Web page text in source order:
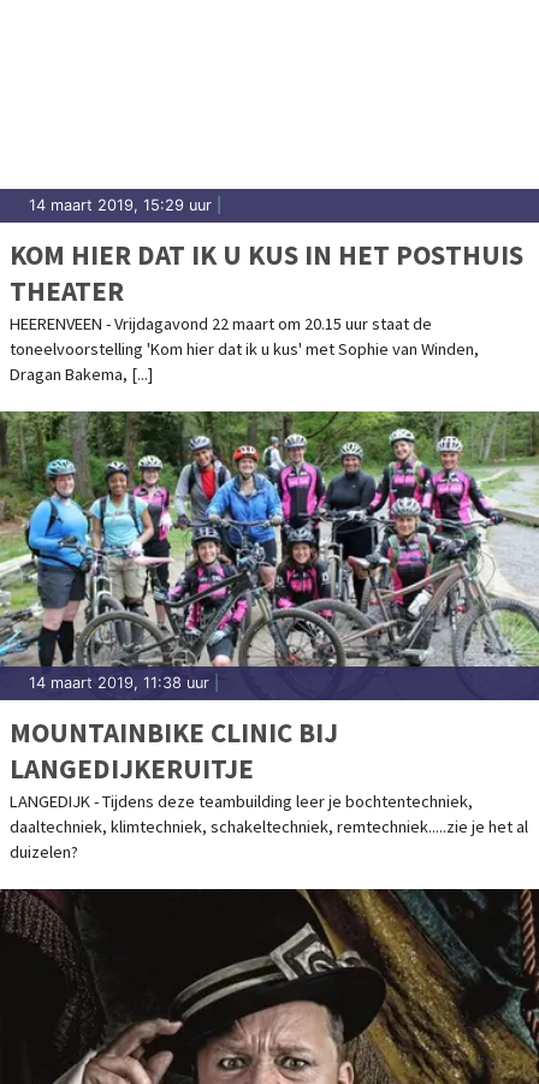
14 maart 2019, 15:29 uur
KOM HIER DAT IK U KUS IN HET POSTHUIS
THEATER
HEERENVEEN - Vrijdagavond 22 maart om 20.15 uur staat de
toneelvoorstelling 'Kom hier dat ik u kus' met Sophie van Winden,
Dragan Bakema, [...]
14 maart 2019, 11:38 uur
MOUNTAINBIKE CLINIC BIJ
LANGEDIJKERUITJE
LANGEDIJK - Tijdens deze teambuilding leer je bochtentechniek,
daaltechniek, klimtechniek, schakeltechniek, remtechniek.....zie je het al
duizelen?